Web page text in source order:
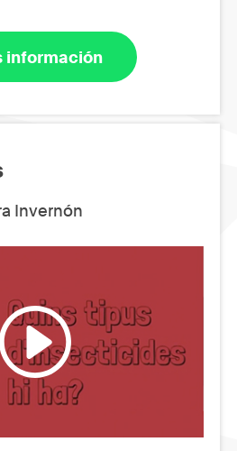
información
Invernón